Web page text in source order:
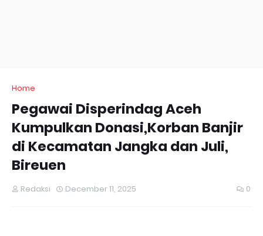
Home
Pegawai Disperindag Aceh
Kumpulkan Donasi,Korban Banjir
di Kecamatan Jangka dan Juli,
Bireuen
Redaksi December 11, 2025 0